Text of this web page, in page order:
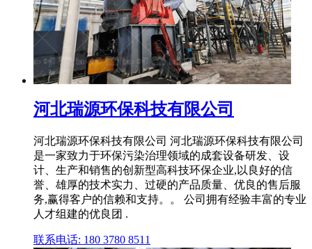
河北瑞源环保科技有限公司
河北瑞源环保科技有限公司 河北瑞源环保科技有限公司
是一家致力于环保污染治理领域的成套设备研发、设
计、生产和销售的创新型高科技环保企业,以良好的信
誉、雄厚的技术实力、过硬的产品质量、优良的售后服
务,赢得客户的信赖和支持。。 公司拥有经验丰富的专业
人才组建的优良团 .
联系电话: 180 3780 8511